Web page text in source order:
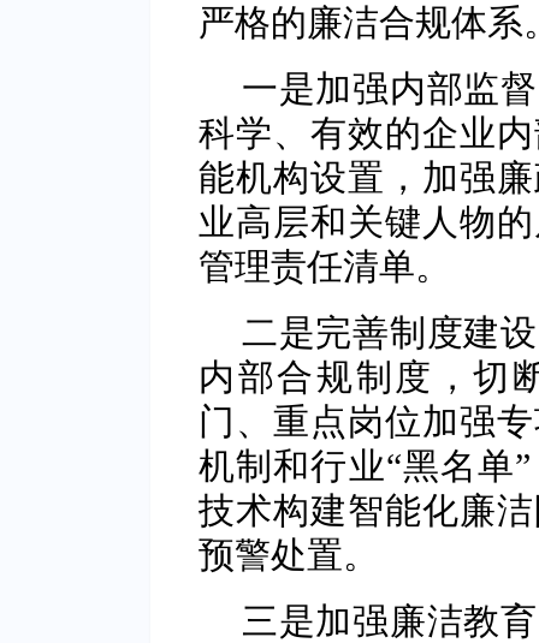
严格的廉洁合规体系
一是加强内部监
科学、有效的企业
能机构设置，加强
业高层和关键人物
管理责任清单。
二是完善制度建
内部合规制度，切
门、重点岗位加强
机制和行业“黑名单
技术构建智能化廉
预警处置。
三是加强廉洁教